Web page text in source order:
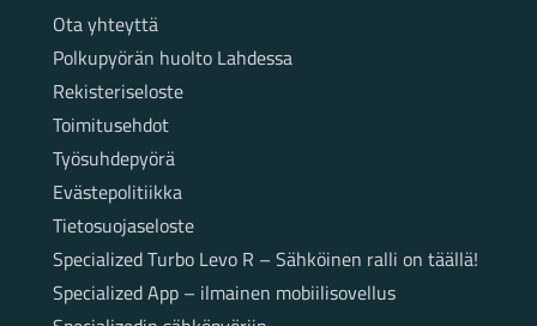
SivutOta yhteyttä
Polkupyörän huolto Lahdessa
Rekisteriseloste
Toimitusehdot
Työsuhdepyörä
Evästepolitiikka
Tietosuojaseloste
Specialized Turbo Levo R – Sähköinen ralli on täällä!
Specialized App – ilmainen mobiilisovellus